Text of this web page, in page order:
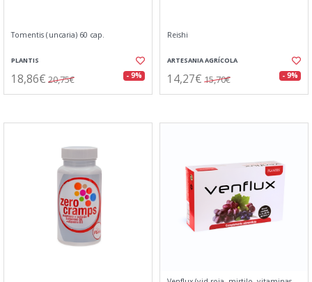
Tomentis (uncaria) 60 cap.
PLANTIS
18,86€ 20,75€ - 9%
Reishi
ARTESANIA AGRÍCOLA
14,27€ 15,70€ - 9%